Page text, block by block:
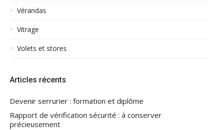
Vérandas
Vitrage
Volets et stores
Articles récents
Devenir serrurier : formation et diplôme
Rapport de vérification sécurité : à conserver
précieusement